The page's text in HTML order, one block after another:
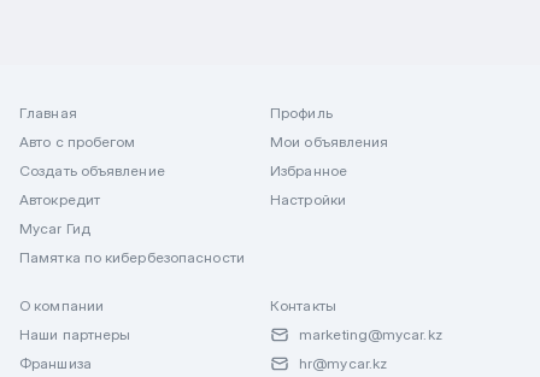
Главная
Авто с пробегом
Создать объявление
Автокредит
Mycar Гид
Памятка по кибербезопасности
Профиль
Мои объявления
Избранное
Настройки
О компании
Наши партнеры
Франшиза
Контакты
marketing@mycar.kz
hr@mycar.kz